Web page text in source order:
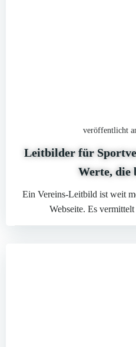
veröffentlicht
Leitbilder für
Werte, die
Ein Vereins-Leitbild ist weit
Webseite. Es